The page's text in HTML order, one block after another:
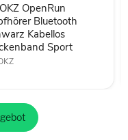
OpenRun
Bluetooth
Kabellos
Sport